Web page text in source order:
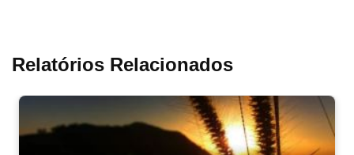
Relatórios Relacionados